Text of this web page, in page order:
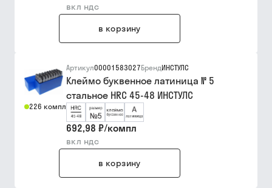
вкл ндс
в корзину
226 компл
Артикул00001583027БрендИНСТУЛС
Клеймо буквенное латиница № 5
стальное HRC 45-48 ИНСТУЛС
692,98 ₽/компл
вкл ндс
в корзину